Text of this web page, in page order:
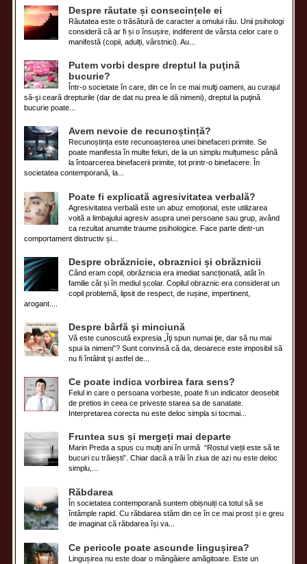
Despre răutate și consecințele ei
Răutatea este o trăsătură de caracter a omului rău. Unii psihologi
consideră că ar fi și o însușire, indiferent de vârsta celor care o
manifestă (copii, adulți, vârstnici). Au...
Putem vorbi despre dreptul la puţină
bucurie?
Într-o societate în care, din ce în ce mai mulţi oameni, au curajul
să-şi ceară drepturile (dar de dat nu prea le dă nimeni), dreptul la puţină
bucurie poate...
Avem nevoie de recunoștință?
Recunoștința este recunoașterea unei binefaceri primite. Se
poate manifesta în multe feluri, de la un simplu mulțumesc până
la întoarcerea binefacerii primite, tot printr-o binefacere. În
societatea contemporană, la...
Poate fi explicată agresivitatea verbală?
Agresivitatea verbală este un abuz emoțional, este utilizarea
voită a limbajului agresiv asupra unei persoane sau grup, având
ca rezultat anumite traume psihologice. Face parte dintr-un
comportament distructiv și...
Despre obrăznicie, obraznici și obrăznicii
Când eram copil, obrăznicia era imediat sancționată, atât în
familie cât și în mediul școlar. Copilul obraznic era considerat un
copil problemă, lipsit de respect, de rușine, impertinent,
arogant....
Despre bârfă şi minciună
Vă este cunoscută expresia „Îţi spun numai ţie, dar să nu mai
spui la nimeni”? Sunt convinsă că da, deoarece este imposibil să
nu fi întâlnit şi astfel de...
Ce poate indica vorbirea fara sens?
Felul in care o persoana vorbeste, poate fi un indicator deosebit
de pretios in ceea ce priveste starea sa de sanatate.
Interpretarea corecta nu este deloc simpla si tocmai...
Fruntea sus și mergeți mai departe
Marin Preda a spus cu mulți ani în urmă “Rostul vieții este să te
bucuri cu trăiești”. Chiar dacă a trăi în ziua de azi nu este deloc
simplu,...
Răbdarea
În societatea contemporană suntem obișnuiți ca totul să se
întâmple rapid. Cu răbdarea stăm din ce în ce mai prost și e greu
de imaginat că răbdarea își va...
Ce pericole poate ascunde lingușirea?
Lingușirea nu este doar o mângâiere amăgitoare. Este un